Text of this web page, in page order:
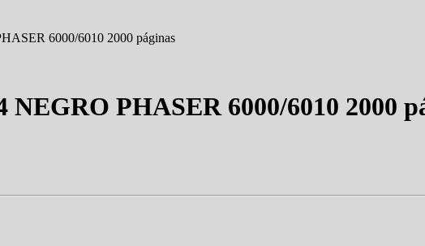
6000/6010 2000 páginas
PHASER 6000/6010 2000